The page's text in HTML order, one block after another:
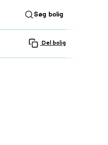
Søg bolig
Del bolig